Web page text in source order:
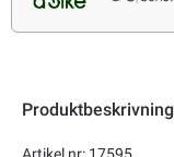
Produktbeskrivning